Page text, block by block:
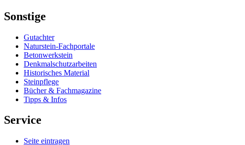
Sonstige
Gutachter
Naturstein-Fachportale
Betonwerkstein
Denkmalschutzarbeiten
Historisches Material
Steinpflege
Bücher & Fachmagazine
Tipps & Infos
Service
Seite eintragen